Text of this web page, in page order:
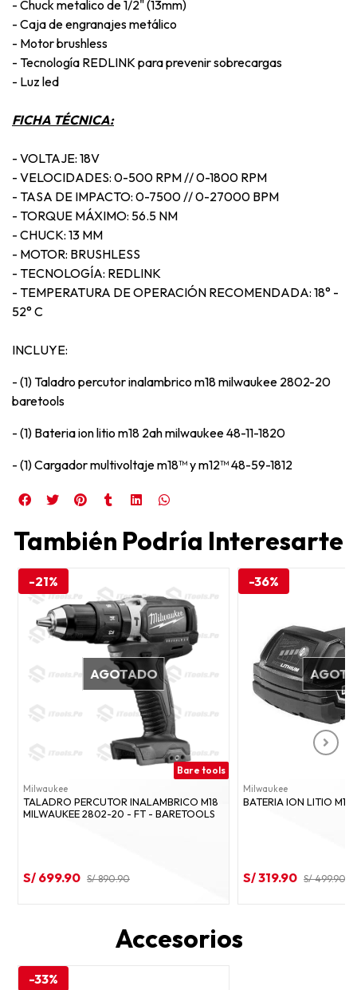
- Chuck metalico de 1/2" (13mm)
- Caja de engranajes metálico
- Motor brushless
- Tecnología REDLINK para prevenir sobrecargas
- Luz led
FICHA TÉCNICA:
- VOLTAJE: 18V
- VELOCIDADES: 0-500 RPM // 0-1800 RPM
- TASA DE IMPACTO: 0-7500 // 0-27000 BPM
- TORQUE MÁXIMO: 56.5 NM
- CHUCK: 13 MM
- MOTOR: BRUSHLESS
- TECNOLOGÍA: REDLINK
- TEMPERATURA DE OPERACIÓN RECOMENDADA: 18° -
52° C
INCLUYE:
- (1) Taladro percutor inalambrico m18 milwaukee 2802-20
baretools
- (1) Bateria ion litio m18 2ah milwaukee 48-11-1820
- (1) Cargador multivoltaje m18™ y m12™ 48-59-1812
También Podría Interesarte
-21%
AGOTADO
Bare tools
Milwaukee
TALADRO PERCUTOR INALAMBRICO M18
MILWAUKEE 2802-20 - FT - BARETOOLS
S/ 699.90 S/ 890.90
-36%
Milwaukee
BATERIA ION LITIO M18
S/ 319.90 S/ 499.90
Accesorios
-33%